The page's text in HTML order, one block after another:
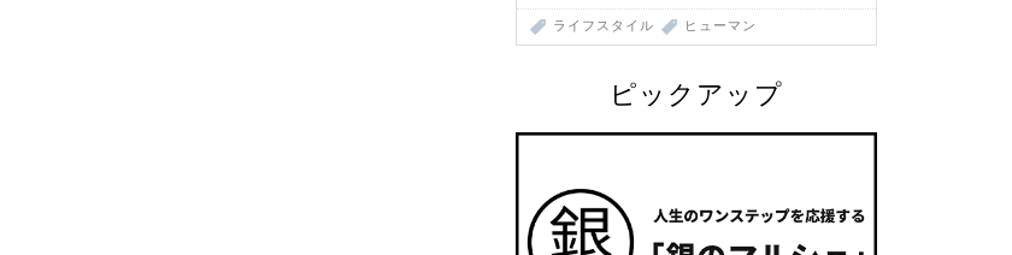
ライフスタイル ヒューマン
ピックアップ